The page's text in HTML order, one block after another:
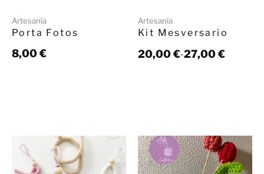
Artesanía
Porta Fotos
8,00€
Artesanía
Kit Mesversario
20,00€-27,00€